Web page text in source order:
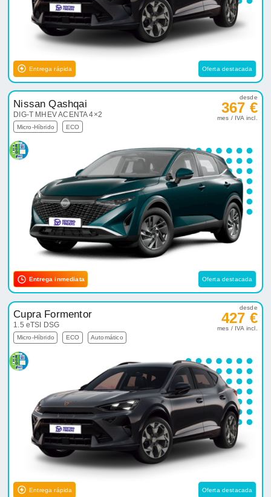
Entrega rápida Oferta destacada
Nissan Qashqai
DIG-T MHEV ACENTA 4×2
Micro-Híbrido ECO
desde
367 €
mes / IVA incl.
Entrega inmediata Oferta destacada
Cupra Formentor
1.5 eTSI DSG
Micro-Híbrido ECO Automático
desde
427 €
mes / IVA incl.
Entrega rápida Oferta destacada